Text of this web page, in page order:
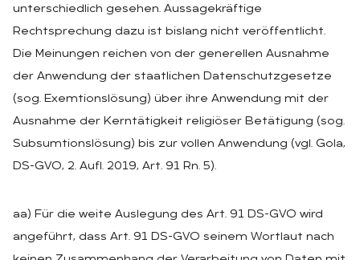
unterschiedlich gesehen. Aussagekräftige
Rechtsprechung dazu ist bislang nicht veröffentlicht.
Die Meinungen reichen von der generellen Ausnahme
der Anwendung der staatlichen Datenschutzgesetze
(sog. Exemtionslösung) über ihre Anwendung mit der
Ausnahme der Kerntätigkeit religiöser Betätigung (sog.
Subsumtionslösung) bis zur vollen Anwendung (vgl. Gola,
DS-GVO, 2. Aufl. 2019, Art. 91 Rn. 5).
aa) Für die weite Auslegung des Art. 91 DS-GVO wird
angeführt, dass Art. 91 DS-GVO seinem Wortlaut nach